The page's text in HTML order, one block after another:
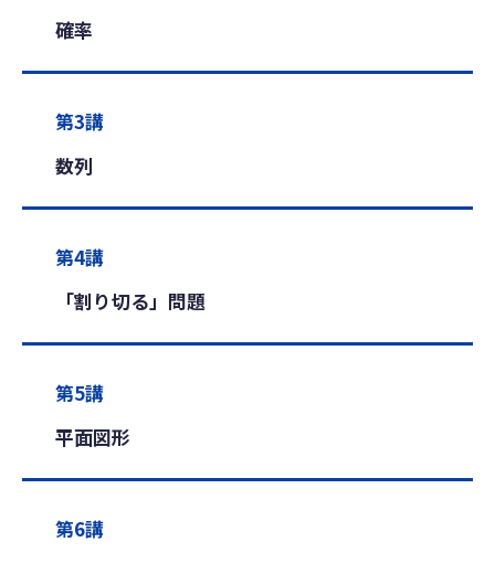
確率
第3講
数列
第4講
「割り切る」問題
第5講
平面図形
第6講